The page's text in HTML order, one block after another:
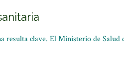
resulta clave. El Ministerio de